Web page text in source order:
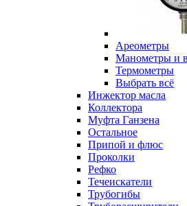
Ареометры
Манометры и
Термометры
Выбрать всё
Инжектор масла
Коллектора
Муфта Ганзена
Остальное
Припой и флюс
Проколки
Рефко
Течеискатели
Трубогибы